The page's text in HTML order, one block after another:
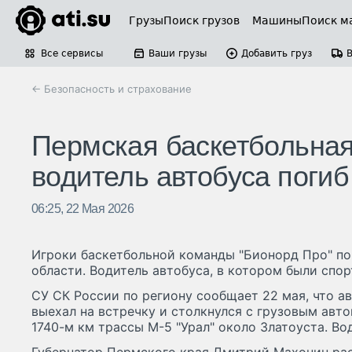
ГрузыПоиск грузов МашиныПоиск
Все сервисы Ваши грузы Добавить груз
← Безопасность и страхование
Пермская
водитель автобуса погиб
06:25, 22 Мая 2026
Игроки баскетбольной команды "Бионорд Про"
области. Водитель автобуса, в котором были
СУ СК России по региону сообщает 22 мая, что
выехал на встречку и столкнулся с грузовым
1740-м км трассы М-5 "Урал" около Златоуста.